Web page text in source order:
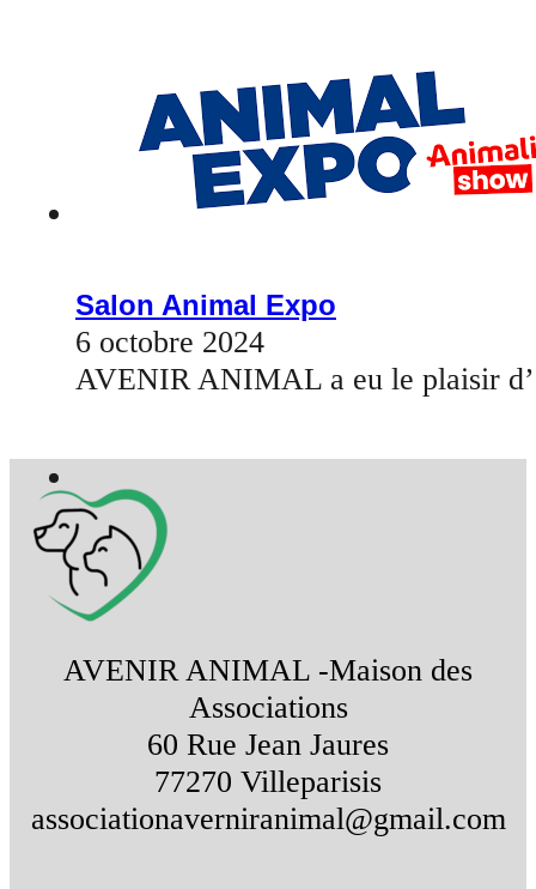
Salon Animal Expo
6 octobre 2024
AVENIR ANIMAL a eu le plaisir
AVENIR ANIMAL -Maison des
Associations
60 Rue Jean Jaures
77270 Villeparisis
associationaverniranimal@gmail.com